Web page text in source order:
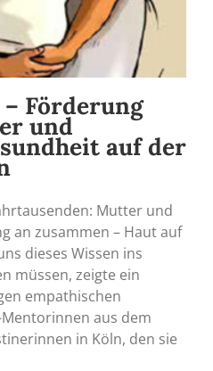
Förderung
und
auf der
Mutter und
an zusammen – Haut auf
dieses Wissen ins
müssen, zeigte ein
empathischen
aus dem
in Köln, den sie